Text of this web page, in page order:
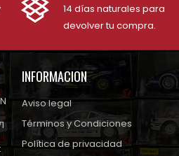
14 días naturales para
devolver tu compra.
INFORMACION
Aviso legal
Términos y Condiciones
Política de privacidad